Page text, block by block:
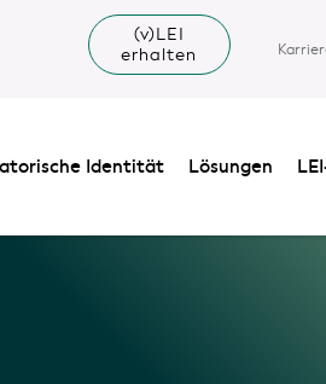
(v)LEI
erhalten
Identität Lösungen